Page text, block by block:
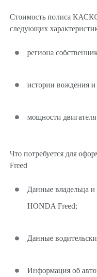
Стоимость полиса
следующих
региона
истории вождения и
мощности
Что потребуется для
Freed
Данные владельца и
HONDA Freed;
Данные
Информация об